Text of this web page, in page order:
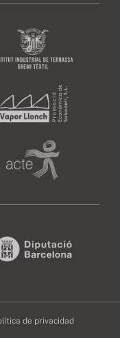
de privacidad